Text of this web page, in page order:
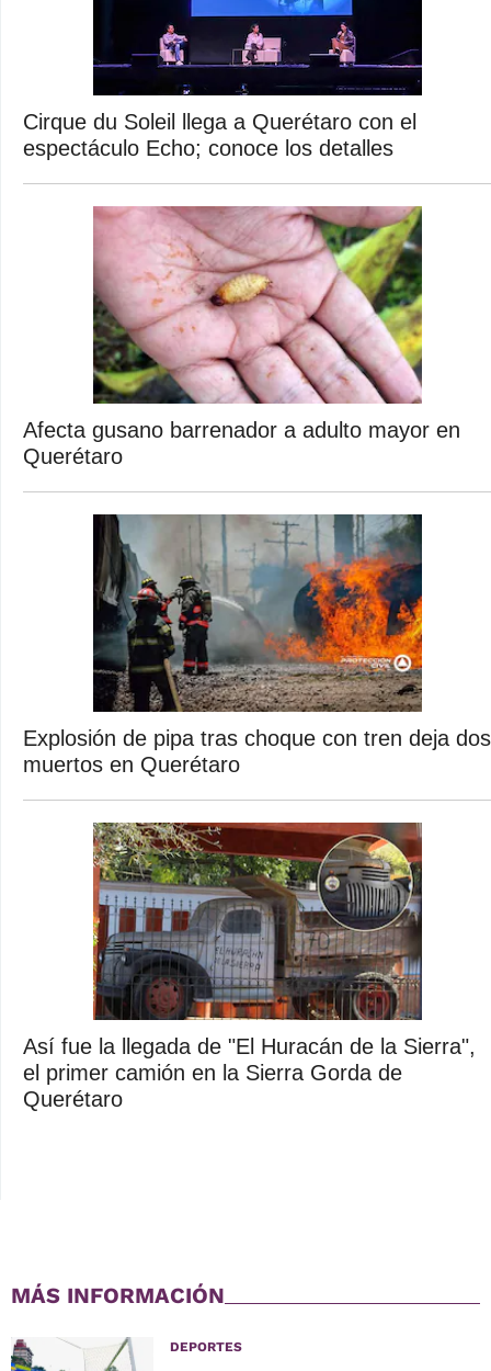
Cirque du Soleil llega a Querétaro con el
espectáculo Echo; conoce los detalles
Afecta gusano barrenador a adulto mayor en
Querétaro
Explosión de pipa tras choque con tren deja dos
muertos en Querétaro
Así fue la llegada de "El Huracán de la Sierra",
el primer camión en la Sierra Gorda de
Querétaro
MÁS INFORMACIÓN
DEPORTES